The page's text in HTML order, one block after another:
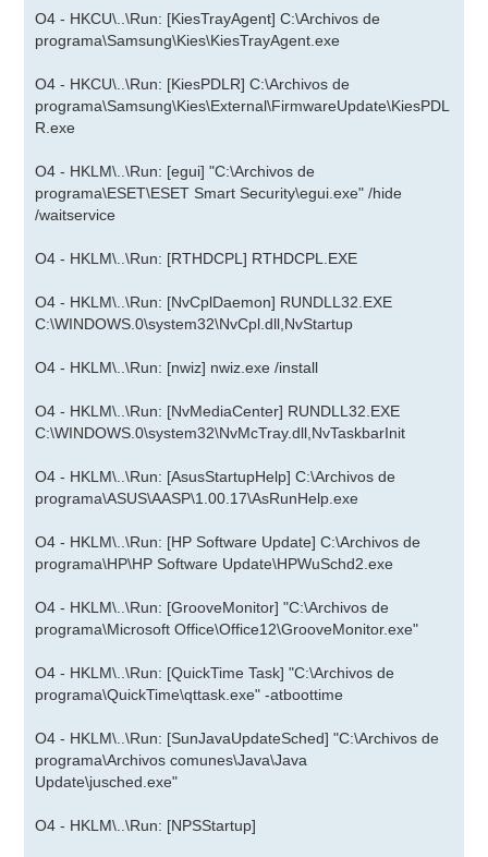
O4 - HKCU\..\Run: [KiesTrayAgent] C:\Archivos de
programa\Samsung\Kies\KiesTrayAgent.exe
O4 - HKCU\..\Run: [KiesPDLR] C:\Archivos de
programa\Samsung\Kies\External\FirmwareUpdate\KiesPDL
R.exe
O4 - HKLM\..\Run: [egui] "C:\Archivos de
programa\ESET\ESET Smart Security\egui.exe" /hide
/waitservice
O4 - HKLM\..\Run: [RTHDCPL] RTHDCPL.EXE
O4 - HKLM\..\Run: [NvCplDaemon] RUNDLL32.EXE
C:\WINDOWS.0\system32\NvCpl.dll,NvStartup
O4 - HKLM\..\Run: [nwiz] nwiz.exe /install
O4 - HKLM\..\Run: [NvMediaCenter] RUNDLL32.EXE
C:\WINDOWS.0\system32\NvMcTray.dll,NvTaskbarInit
O4 - HKLM\..\Run: [AsusStartupHelp] C:\Archivos de
programa\ASUS\AASP\1.00.17\AsRunHelp.exe
O4 - HKLM\..\Run: [HP Software Update] C:\Archivos de
programa\HP\HP Software Update\HPWuSchd2.exe
O4 - HKLM\..\Run: [GrooveMonitor] "C:\Archivos de
programa\Microsoft Office\Office12\GrooveMonitor.exe"
O4 - HKLM\..\Run: [QuickTime Task] "C:\Archivos de
programa\QuickTime\qttask.exe" -atboottime
O4 - HKLM\..\Run: [SunJavaUpdateSched] "C:\Archivos de
programa\Archivos comunes\Java\Java
Update\jusched.exe"
O4 - HKLM\..\Run: [NPSStartup]